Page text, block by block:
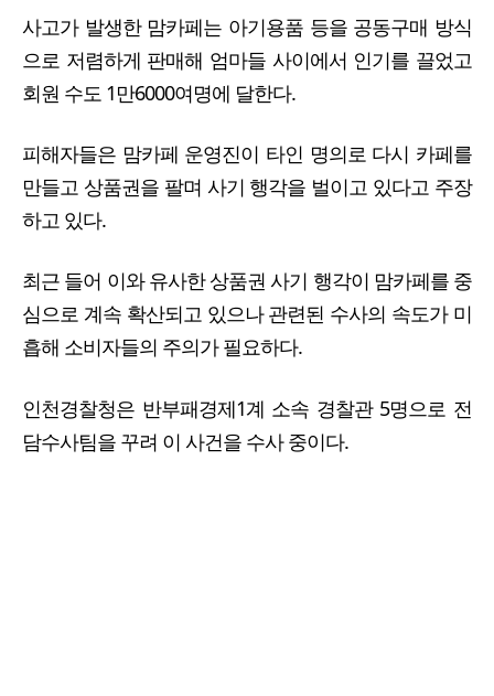
사고가 발생한 맘카페는 아기용품 등을 공동구매 방식
으로 저렴하게 판매해 엄마들 사이에서 인기를 끌었고
회원 수도 1만6000여명에 달한다.
피해자들은 맘카페 운영진이 타인 명의로 다시 카페를
만들고 상품권을 팔며 사기 행각을 벌이고 있다고 주장
하고 있다.
최근 들어 이와 유사한 상품권 사기 행각이 맘카페를 중
심으로 계속 확산되고 있으나 관련된 수사의 속도가 미
흡해 소비자들의 주의가 필요하다.
인천경찰청은 반부패경제1계 소속 경찰관 5명으로 전
담수사팀을 꾸려 이 사건을 수사 중이다.